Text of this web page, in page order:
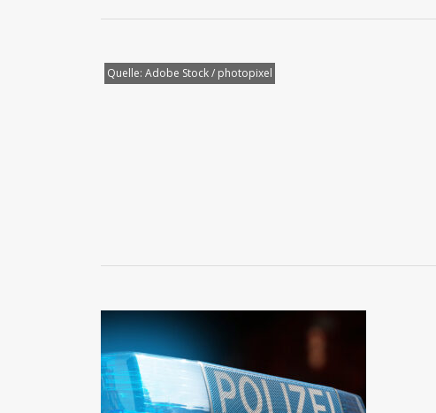
Quelle: Adobe Stock / photopixel